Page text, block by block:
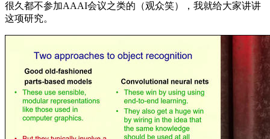
很久都不参加AAAI会议之类的（观众笑），我就给大家讲讲
这项研究。